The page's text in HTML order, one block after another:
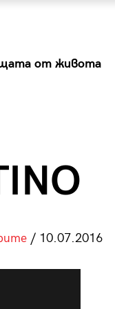
от живота
/ 10.07.2016